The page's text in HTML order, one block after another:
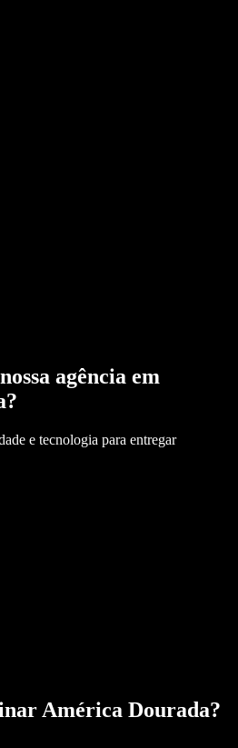
agência em
?
e tecnologia para entregar
América Dourada?